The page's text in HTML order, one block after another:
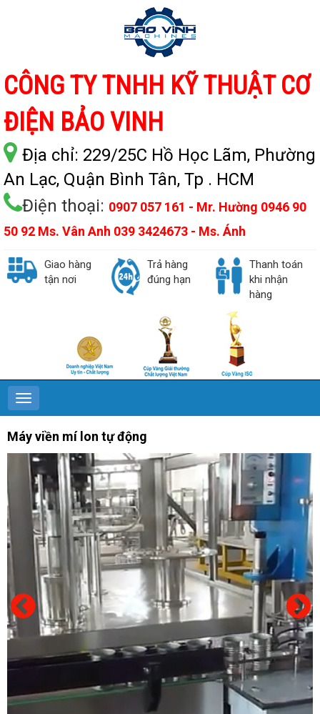
CÔNG TY TNHH KỸ THUẬT CƠ
ĐIỆN BẢO VINH
Địa chỉ: 229/25C Hồ Học Lãm, Phường
An Lạc, Quận Bình Tân, Tp . HCM
Điện thoại: 0907 057 161 - Mr. Hường 0946 90
50 92 Ms. Vân Anh 039 3424673 - Ms. Ánh
Giao hàng
tận nơi
Trả hàng
đúng hạn
Thanh toán
khi nhận
hàng
Máy viền mí lon tự động